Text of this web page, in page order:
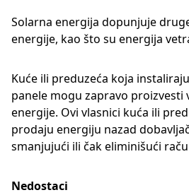
Solarna energija dopunjuje
energije, kao što su energija
Kuće ili preduzeća koja
panele mogu zapravo proizvesti
energije. Ovi vlasnici kuća ili
prodaju energiju nazad
smanjujući ili čak eliminišući
Nedostaci